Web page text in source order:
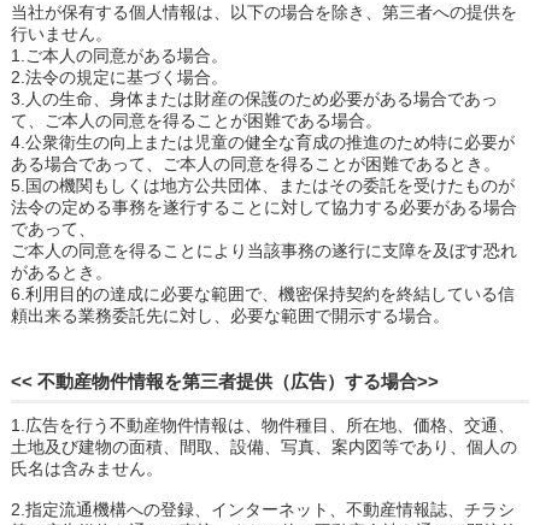
当社が保有する個人情報は、以下の場合を除き、第三者への提供を
行いません。
1.ご本人の同意がある場合。
2.法令の規定に基づく場合。
3.人の生命、身体または財産の保護のため必要がある場合であっ
て、ご本人の同意を得ることが困難である場合。
4.公衆衛生の向上または児童の健全な育成の推進のため特に必要が
ある場合であって、ご本人の同意を得ることが困難であるとき。
5.国の機関もしくは地方公共団体、またはその委託を受けたものが
法令の定める事務を遂行することに対して協力する必要がある場合
であって、
ご本人の同意を得ることにより当該事務の遂行に支障を及ぼす恐れ
があるとき。
6.利用目的の達成に必要な範囲で、機密保持契約を終結している信
頼出来る業務委託先に対し、必要な範囲で開示する場合。
<< 不動産物件情報を第三者提供（広告）する場合>>
1.広告を行う不動産物件情報は、物件種目、所在地、価格、交通、
土地及び建物の面積、間取、設備、写真、案内図等であり、個人の
氏名は含みません。
2.指定流通機構への登録、インターネット、不動産情報誌、チラシ